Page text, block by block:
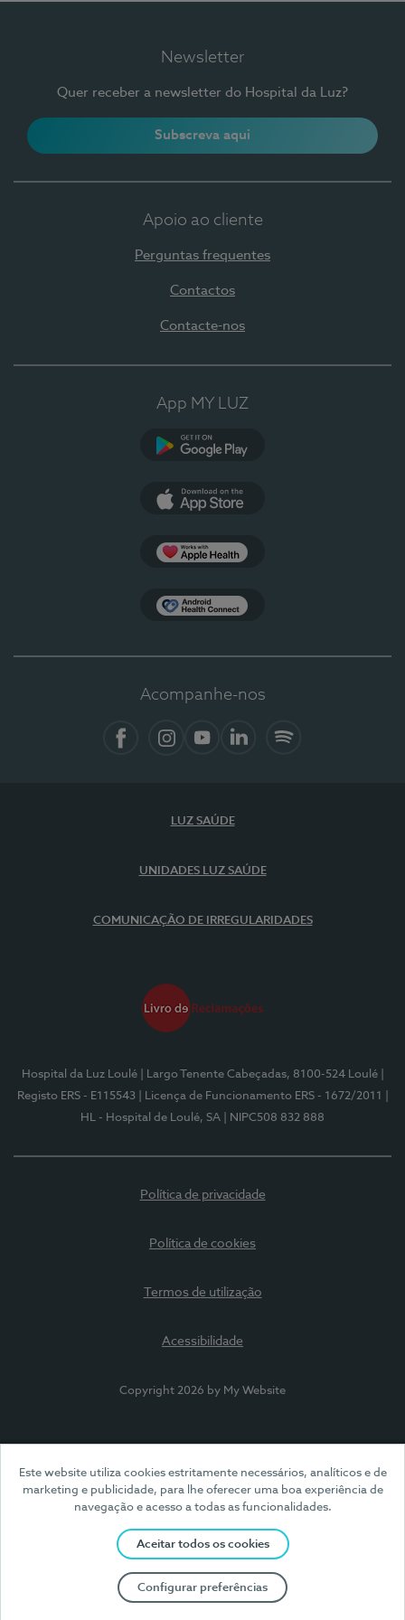
Este website utiliza cookies estritamente necessários, analíticos e de
marketing e publicidade, para lhe oferecer uma boa experiência de
navegação e acesso a todas as funcionalidades.
Aceitar todos os cookies
Configurar preferências
Newsletter
Quer receber a newsletter do Hospital da Luz?
Subscreva aqui
Apoio ao cliente
Perguntas frequentes
Contactos
Contacte-nos
App MY LUZ
Acompanhe-nos
LUZ SAÚDE
UNIDADES LUZ SAÚDE
COMUNICAÇÃO DE IRREGULARIDADES
Hospital da Luz Loulé | Largo Tenente Cabeçadas, 8100-524 Loulé
Registo ERS - E115543
| Licença de Funcionamento ERS - 1672/2011
HL - Hospital de Loulé, SA
| NIPC508 832 888
Política de privacidade
Política de cookies
Termos de utilização
Acessibilidade
Copyright 2026 by My Website